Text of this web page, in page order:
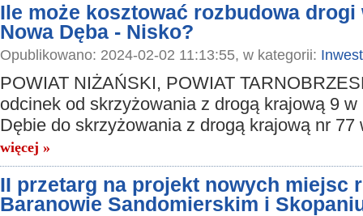
Ile może kosztować rozbudowa
Nowa Dęba - Nisko?
Opublikowano: 2024-02-02 11:13:55, w kategorii:
POWIAT NIŻAŃSKI, POWIAT
odcinek od skrzyżowania z drogą krajową 9 w
Dębie do skrzyżowania z drogą krajową nr 77
więcej »
II przetarg na projekt nowych miejsc
Baranowie Sandomierskim i